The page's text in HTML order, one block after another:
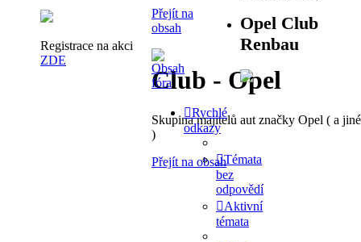
Registrace na akci
ZDE
Přejít na
obsah
Club - Opel
Skupina majitelů aut značky Opel ( a jiné
)
Přejít na obsah
Rychlé
odkazy
Témata
bez
odpovědí
Aktivní
témata
Opel Club
Renbau